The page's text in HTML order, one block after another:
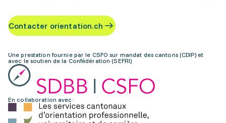
Contacter orientation.ch
Une prestation fournie par le CSFO sur mandat des cantons (CDIP) et
avec le soutien de la Confédération (SEFRI)
En collaboration avec: